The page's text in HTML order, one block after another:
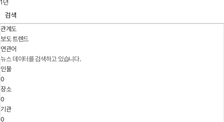
1년
검색
관계도
보도 트렌드
연관어
뉴스 데이터를 검색하고 있습니다.
인물
0
장소
0
기관
0